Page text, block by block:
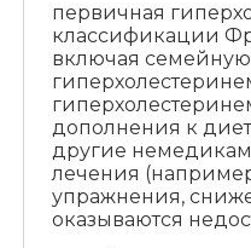
первичная
классификации
включая семейную
дополнения к
другие
лечения
упражнения,
оказываются